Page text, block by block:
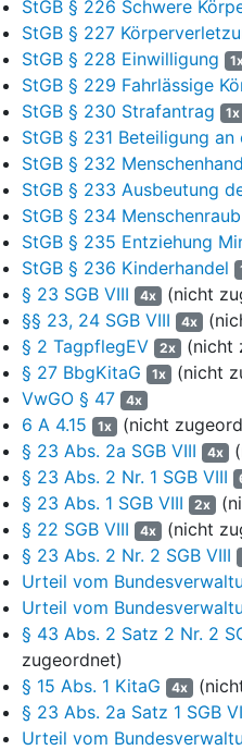
VV sei nichtig, soweit
vorgeschrieben werde.
Kindertagespflegeperson
eine Vertretung zu sorgen
sei, dass die
Personensorgeberechtigten
Tagespflegeperson
anderweitige
(Absatz 2). Die Beschaffung
des örtlichen Trägers der
Aufgabenerfüllung nicht
durch Vereinbarung, die
verpflichtet werden.
Verwaltungsvorschrift zur
entsprächen nicht§ 23 SGB
Sachaufwands in Ziffer 2 sei
Kosten für Reinigung der
Feuer, Wasser, Sturm, Hagel,
usw. sowie für die
Haftpflichtversicherung.
enthalte, sei diese nicht
nach§§ 23, 24 SGB
Verwaltungsvorschrift) ergebe
in Ziffer 2 erwähnten Kosten
Antragsgegner bei den
37,5 m² ausgehe, sei dies
Spielfläche keine Fläche
getrenntes Schlafen der
Landesjugendamtes
ohne konkrete Angabe von
StGB § 226 Schwere
StGB § 227
StGB § 228 Einwilligung
StGB § 229 Fahrlässige
StGB § 230 Strafantrag 1x
StGB § 231 Beteiligung an
StGB § 232
StGB § 233 Ausbeutung
StGB § 234 Menschenraub
StGB § 235 Entziehung
StGB § 236 Kinderhandel
§ 23 SGB VIII 4x (nicht
§§ 23, 24 SGB VIII
4x
§ 2 TagpflegEV
2x (nicht
§ 27 BbgKitaG
1x (nicht
VwGO § 47
4x
6 A 4.15 1x (nicht
§ 23 Abs. 2a SGB VIII
4x
§ 23 Abs. 2 Nr. 1 SGB VIII
§ 23 Abs. 1 SGB VIII
2x
§ 22 SGB VIII
4x (nicht
§ 23 Abs. 2 Nr. 2 SGB VIII
Urteil vom
Urteil vom
§ 43 Abs. 2 Satz 2 Nr. 2
zugeordnet)
§ 15 Abs. 1 KitaG
4x
§ 23 Abs. 2a Satz 1 SGB
Urteil vom